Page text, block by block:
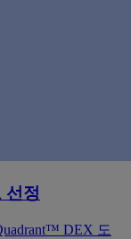
선정
DEX 도